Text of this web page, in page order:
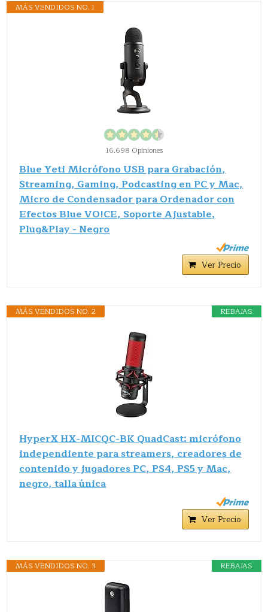
MÁS VENDIDOS NO. 1
16.698 Opiniones
Blue Yeti Micrófono USB para Grabación,
Streaming, Gaming, Podcasting en PC y Mac,
Micro de Condensador para Ordenador con
Efectos Blue VO!CE, Soporte Ajustable,
Plug&Play - Negro
Ver Precio
REBAJAS
MÁS VENDIDOS NO. 2
HyperX HX-MICQC-BK QuadCast: micrófono
independiente para streamers, creadores de
contenido y jugadores PC, PS4, PS5 y Mac,
negro, talla única
Ver Precio
REBAJAS
MÁS VENDIDOS NO. 3